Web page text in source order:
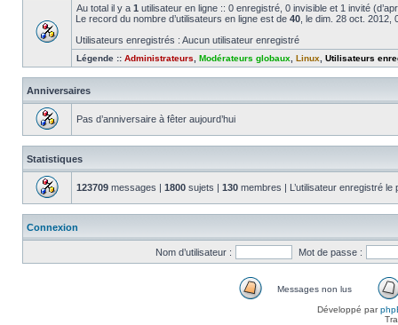
Au total il y a 1 utilisateur en ligne :: 0 enregistré, 0 invisible et 1 invité
Le record du nombre d’utilisateurs en ligne est de 40 , le dim. 28 oct. 2012,
Utilisateurs enregistrés : Aucun utilisateur enregistré
Légende :: Administrateurs Modérateurs globaux Linux Utilisateurs
Anniversaires
Pas d’anniversaire à fêter aujourd’hui
Statistiques
123709 messages | 1800 sujets | 130 membres | L’utilisateur enregistré
Connexion
Nom d’utilisateur : Mot de passe :
Messages non lus
Développé par